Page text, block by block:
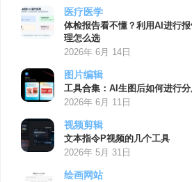
医疗医学
体检报告看不懂？利用AI进行
理怎么选
2026年 6月 14日
图片编辑
工具合集：AI生图后如何进行
2026年 6月 11日
视频剪辑
文本指令P视频的几个工具
2026年 5月 31日
绘画网站